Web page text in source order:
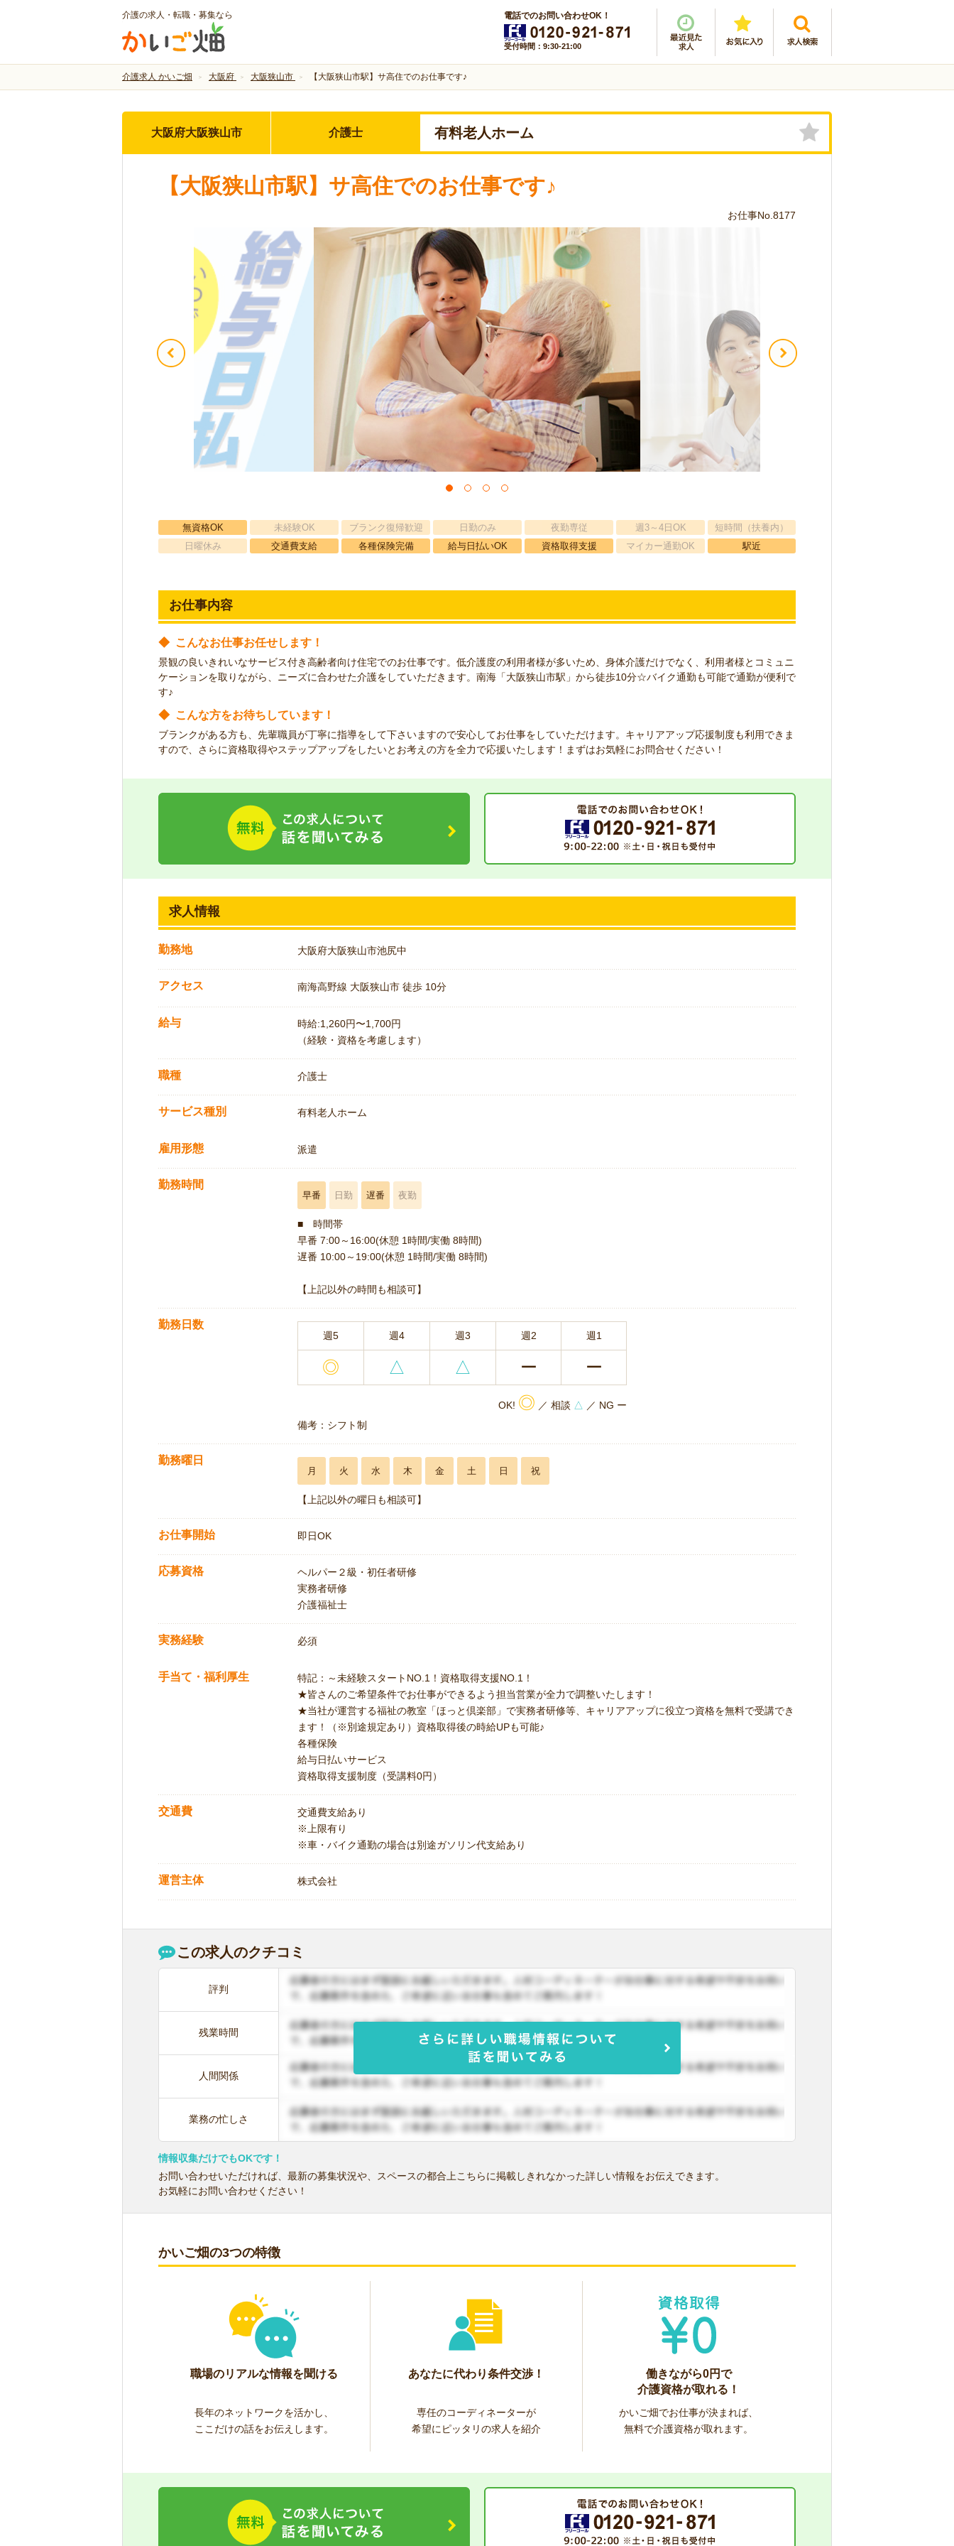
介護の求人・転職・募集なら 電話でのお問い合わせOK！
受付時間：9:30-21:00
介護求人 かいご畑 大阪府 大阪狭山市 【大阪狭山市駅】サ高住でのお仕事です♪
大阪府大阪狭山市 介護士 有料老人ホーム
【大阪狭山市駅】サ高住でのお仕事です♪
お仕事No.8177
無資格OK 未経験OK ブランク復帰歓迎 日勤のみ 夜勤専従 週3～4日OK
短時間（扶養内）
日曜休み
交通費支給 各種保険完備 給与日払いOK 資格取得支援 マイカー通勤OK 駅近
お仕事内容
◆ こんなお仕事お任せします！
景観の良いきれいなサービス付き高齢者向け住宅でのお仕事です。低介護度の利用者様が多いため、身体介護だけでなく、利用者様とコミュニ
ケーションを取りながら、ニーズに合わせた介護をしていただきます。南海「大阪狭山市駅」から徒歩10分☆バイク通勤も可能で通勤が便利で
す♪
◆ こんな方をお待ちしています！
ブランクがある方も、先輩職員が丁寧に指導をして下さいますので安心してお仕事をしていただけます。キャリアアップ応援制度も利用できま
すので、さらに資格取得やステップアップをしたいとお考えの方を全力で応援いたします！まずはお気軽にお問合せください！
求人情報
勤務地 大阪府大阪狭山市池尻中
アクセス 南海高野線 大阪狭山市 徒歩 10分
給与
時給:1,260円〜1,700円
（経験・資格を考慮します）
職種 介護士
サービス種別 有料老人ホーム
雇用形態 派遣
勤務時間
早番 日勤 遅番 夜勤
■ 時間帯
早番 7:00～16:00(休憩 1時間/実働 8時間)
遅番 10:00～19:00(休憩 1時間/実働 8時間)
【上記以外の時間も相談可】
勤務日数
週5 週4 週3 週2 週1
◎ △ △ ー ー
OK! ◎ ／ 相談 △ ／ NG ー
備考：シフト制
勤務曜日
月 火 水 木 金 土 日 祝
【上記以外の曜日も相談可】
お仕事開始 即日OK
応募資格
ヘルパー２級・初任者研修
実務者研修
介護福祉士
実務経験 必須
手当て・福利厚生
特記：～未経験スタートNO.1！資格取得支援NO.1！
★皆さんのご希望条件でお仕事ができるよう担当営業が全力で調整いたします！
★当社が運営する福祉の教室「ほっと倶楽部」で実務者研修等、キャリアアップに役立つ資格を無料で受講でき
ます！（※別途規定あり）資格取得後の時給UPも可能♪
各種保険
給与日払いサービス
資格取得支援制度（受講料0円）
交通費
交通費支給あり
※上限有り
※車・バイク通勤の場合は別途ガソリン代支給あり
運営主体 株式会社
この求人のクチコミ
評判
残業時間
人間関係
業務の忙しさ
情報収集だけでもOKです！
お問い合わせいただければ、最新の募集状況や、スペースの都合上こちらに掲載しきれなかった詳しい情報をお伝えできます。
お気軽にお問い合わせください！
かいご畑の3つの特徴
職場のリアルな情報を聞ける
長年のネットワークを活かし、
ここだけの話をお伝えします。
あなたに代わり条件交渉！
専任のコーディネーターが
希望にピッタリの求人を紹介
働きながら0円で
介護資格が取れる！
かいご畑でお仕事が決まれば、
無料で介護資格が取れます。